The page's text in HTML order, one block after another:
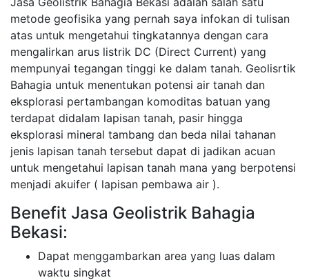
metode geofisika yang pernah saya infokan di tulisan
atas untuk mengetahui tingkatannya dengan cara
mengalirkan arus listrik DC (Direct Current) yang
mempunyai tegangan tinggi ke dalam tanah. Geolisrtik
Bahagia untuk menentukan potensi air tanah dan
eksplorasi pertambangan komoditas batuan yang
terdapat didalam lapisan tanah, pasir hingga
eksplorasi mineral tambang dan beda nilai tahanan
jenis lapisan tanah tersebut dapat di jadikan acuan
untuk mengetahui lapisan tanah mana yang berpotensi
menjadi akuifer ( lapisan pembawa air ).
Benefit Jasa Geolistrik Bahagia
Bekasi:
Dapat menggambarkan area yang luas dalam
waktu singkat